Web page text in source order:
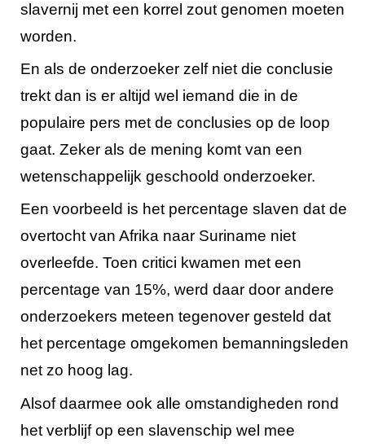
slavernij met een korrel zout genomen moeten
worden.
En als de onderzoeker zelf niet die conclusie
trekt dan is er altijd wel iemand die in de
populaire pers met de conclusies op de loop
gaat. Zeker als de mening komt van een
wetenschappelijk geschoold onderzoeker.
Een voorbeeld is het percentage slaven dat de
overtocht van Afrika naar Suriname niet
overleefde. Toen critici kwamen met een
percentage van 15%, werd daar door andere
onderzoekers meteen tegenover gesteld dat
het percentage omgekomen bemanningsleden
net zo hoog lag.
Alsof daarmee ook alle omstandigheden rond
het verblijf op een slavenschip wel mee